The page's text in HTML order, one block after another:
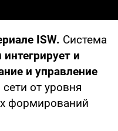
ISW. Система
интегрирует и
и управление
от уровня
формирований